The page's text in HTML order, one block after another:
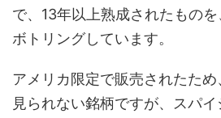
で、13年以上熟成されたもの
ボトリングしています。
アメリカ限定で販売されたた
見られない銘柄ですが、スパ